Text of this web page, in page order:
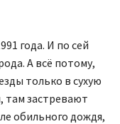
года. И по сей
А всё потому,
только в сухую
там застревают
обильного дождя,